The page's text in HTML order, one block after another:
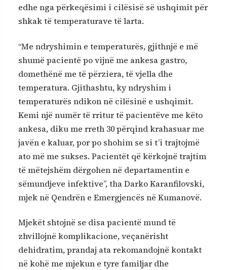
edhe nga përkeqësimi i cilësisë së ushqimit për
shkak të temperaturave të larta.
“Me ndryshimin e temperaturës, gjithnjë e më
shumë pacientë po vijnë me ankesa gastro,
domethënë me të përziera, të vjella dhe
temperatura. Gjithashtu, ky ndryshim i
temperaturës ndikon në cilësinë e ushqimit.
Kemi një numër të rritur të pacientëve me këto
ankesa, diku me rreth 30 përqind krahasuar me
javën e kaluar, por po shohim se si t’i trajtojmë
ato më me sukses. Pacientët që kërkojnë trajtim
të mëtejshëm dërgohen në departamentin e
sëmundjeve infektive”, tha Darko Karanfilovski,
mjek në Qendrën e Emergjencës në Kumanovë.
Mjekët shtojnë se disa pacientë mund të
zhvillojnë komplikacione, veçanërisht
dehidratim, prandaj ata rekomandojnë kontakt
në kohë me mjekun e tyre familjar dhe